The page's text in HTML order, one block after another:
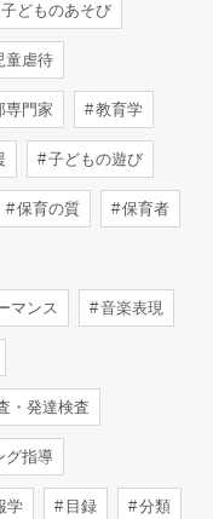
どものあそび
虐待
門家 教育学
子どもの遊び
保育の質 保育者
マンス 音楽表現
・発達検査
グ指導
学 目録 分類